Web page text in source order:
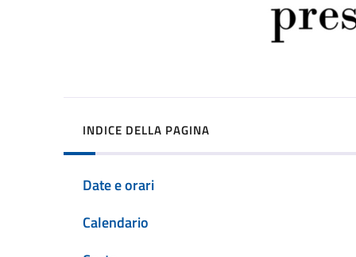
INDICE DELLA PAGINA
Date e orari
Calendario